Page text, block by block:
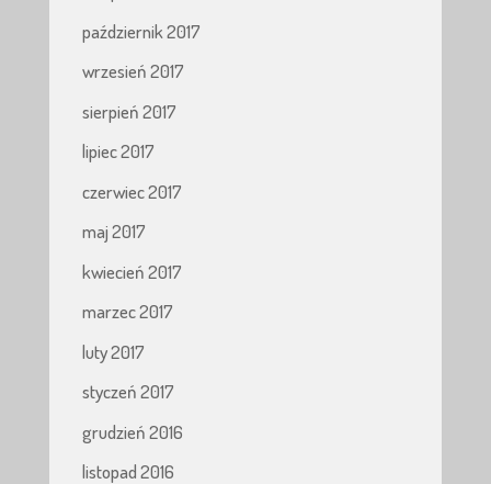
październik 2017
wrzesień 2017
sierpień 2017
lipiec 2017
czerwiec 2017
maj 2017
kwiecień 2017
marzec 2017
luty 2017
styczeń 2017
grudzień 2016
listopad 2016